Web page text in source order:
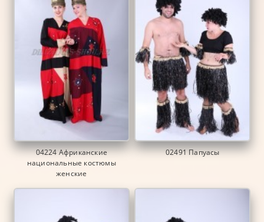
04224 Африканские
национальные костюмы
женские
02491 Папуасы